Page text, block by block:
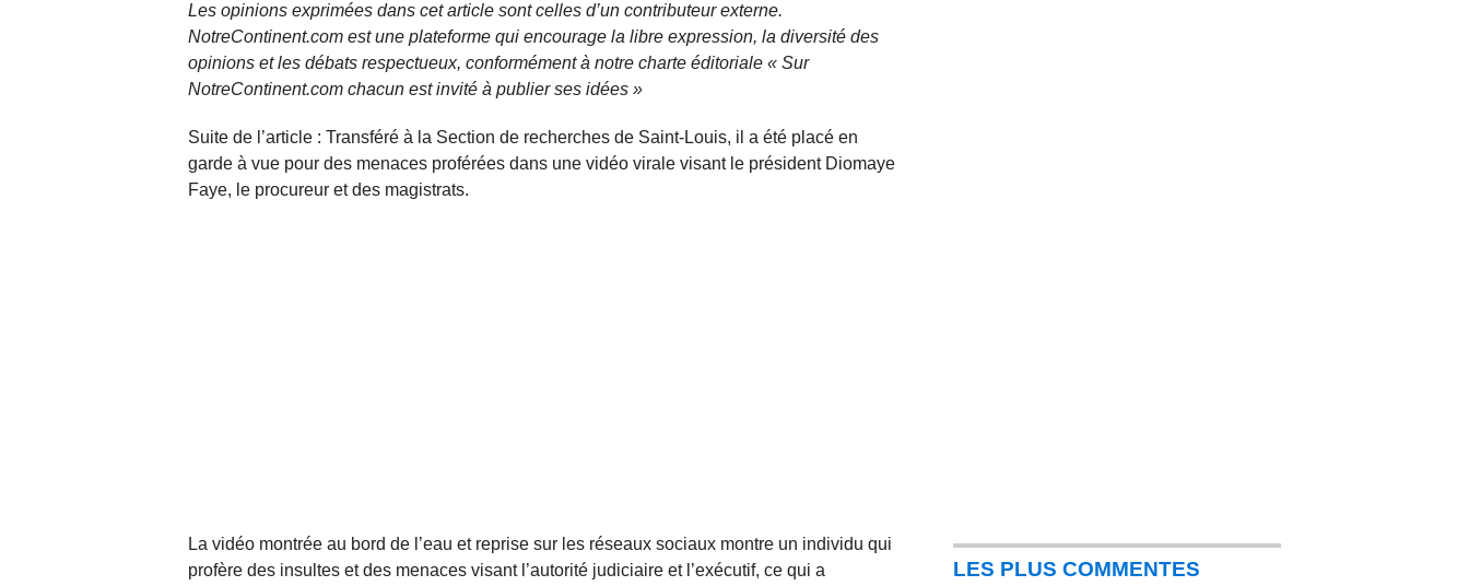
Les opinions exprimées dans cet article sont celles d’un contributeur externe.
NotreContinent.com est une plateforme qui encourage la libre expression, la diversité des
opinions et les débats respectueux, conformément à notre charte éditoriale « Sur
NotreContinent.com chacun est invité à publier ses idées »
Suite de l’article : Transféré à la Section de recherches de Saint‑Louis, il a été placé en
garde à vue pour des menaces proférées dans une vidéo virale visant le président Diomaye
Faye, le procureur et des magistrats.
La vidéo montrée au bord de l’eau et reprise sur les réseaux sociaux montre un individu qui
profère des insultes et des menaces visant l’autorité judiciaire et l’exécutif, ce qui a
LES PLUS COMMENTES